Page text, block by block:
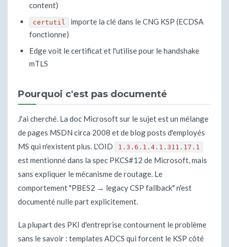
content)
certutil
importe la clé dans le CNG KSP (ECDSA
fonctionne)
Edge voit le certificat et l'utilise pour le handshake
mTLS
Pourquoi c'est pas documenté
J'ai cherché. La doc Microsoft sur le sujet est un mélange
de pages MSDN circa 2008 et de blog posts d'employés
MS qui n'existent plus. L'OID
1.3.6.1.4.1.311.17.1
est mentionné dans la spec PKCS#12 de Microsoft, mais
sans expliquer le mécanisme de routage. Le
comportement "PBES2 → legacy CSP fallback" n'est
documenté nulle part explicitement.
La plupart des PKI d'entreprise contournent le problème
sans le savoir : templates ADCS qui forcent le KSP côté